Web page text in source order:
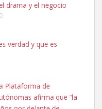
asustada tiene miedo a la
drama y el negocio
verdad y que es
Plataforma de
afirma que “la